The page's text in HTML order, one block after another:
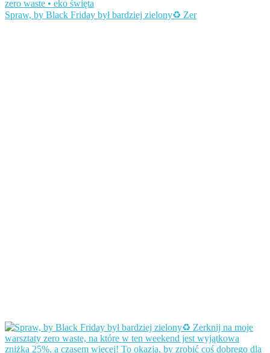
Spraw, by Black Friday był bardziej zielony♻️ Zer